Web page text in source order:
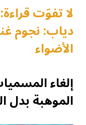
لا تفوّت
دياب: نجوم
الأضواء
إلغاء
الموهبة